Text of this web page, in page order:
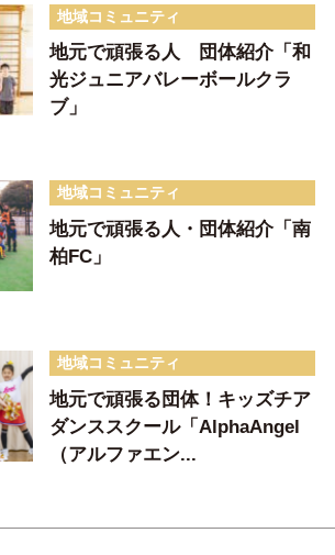
地域コミュニティ
地元で頑張る人 団体紹介「和
光ジュニアバレーボールクラ
ブ」
地域コミュニティ
地元で頑張る人・団体紹介「南
柏FC」
地域コミュニティ
地元で頑張る団体！キッズチア
ダンススクール「AlphaAngel
（アルファエン...